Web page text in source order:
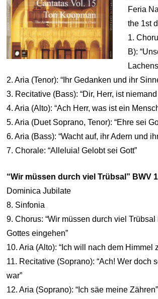
Feria
the 1st
1.
B):
2. Aria (Tenor): “Ihr Gedanken und ihr
3. Recitative (Bass): “Dir, Herr, ist
4. Aria (Alto): “Ach Herr, was ist ein
5. Aria (Duet Soprano, Tenor): “Ehre sei
6. Aria (Bass): “Wacht auf, ihr Adern und
7. Chorale: “Alleluia! Gelobt sei Gott”
“Wir müssen durch viel Trübsal” BWV
Dominica Jubilate
8. Sinfonia
9. Chorus: “Wir müssen durch viel
Gottes eingehen”
10. Aria (Alto): “Ich will nach dem Himmel
11. Recitative (Soprano): “Ach! Wer doch
war”
12. Aria (Soprano): “Ich säe meine Zähren”